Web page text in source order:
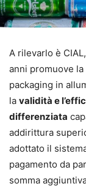
A rilevarlo è
anni promuove
packaging in
la validità e
differenziata
addirittura
adottato il
pagamento da
somma